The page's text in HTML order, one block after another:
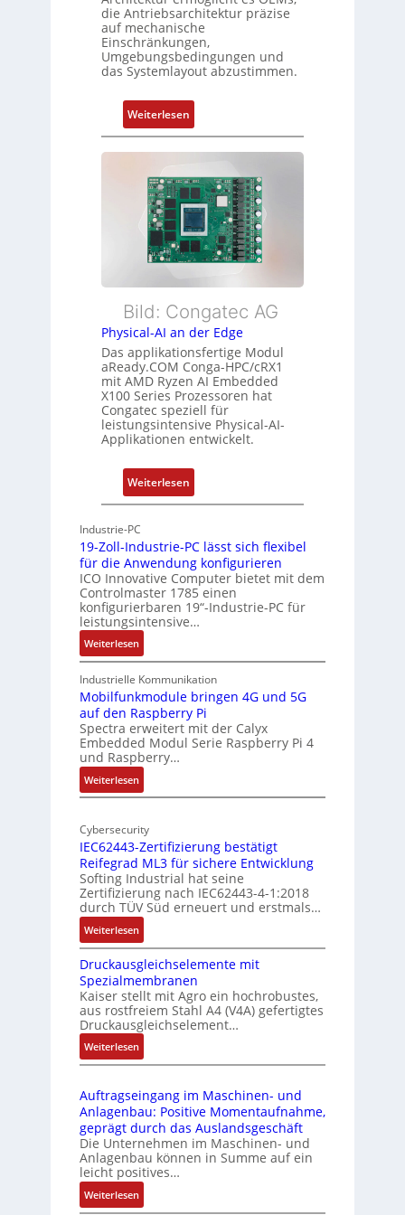
Z
u
s
t
d
b
e
r
w
a
u
n
g
g
t
f
ü
r
m
e
h
r
L
e
i
s
t
n
g
die Antriebsarchitektur präzise
auf mechanische
Einschränkungen,
Umgebungsbedingungen und
das Systemlayout abzustimmen.
Weiterlesen:
F
l
x
i
b
l
e
E
h
e
r
c
a
t
-
r
c
t
e
k
t
u
Bild: Congatec AG
Physical-AI an der Edge
Das applikationsfertige Modul
aReady.COM Conga-HPC/cRX1
mit AMD Ryzen AI Embedded
X100 Series Prozessoren hat
Congatec speziell für
leistungsintensive Physical-AI-
Applikationen entwickelt.
Weiterlesen:
P
s
i
c
a
I
a
n
d
g
e
Industrie-PC
19-Zoll-Industrie-PC lässt sich flexibel
für die Anwendung konfigurieren
ICO Innovative Computer bietet mit dem
Controlmaster 1785 einen
konfigurierbaren 19“-Industrie-PC für
leistungsintensive…
Weiterlesen:
1
9
-
Z
o
l
l
-
I
d
u
t
r
i
e
-
P
C
l
ä
s
s
s
i
c
h
f
l
e
x
Industrielle Kommunikation
Mobilfunkmodule bringen 4G und 5G
auf den Raspberry Pi
Spectra erweitert mit der Calyx
Embedded Modul Serie Raspberry Pi 4
und Raspberry…
Weiterlesen:
M
b
i
f
u
n
k
m
o
d
u
l
e
b
r
i
n
e
n
4
G
u
Cybersecurity
IEC62443-Zertifizierung bestätigt
Reifegrad ML3 für sichere Entwicklung
Softing Industrial hat seine
Zertifizierung nach IEC62443-4-1:2018
durch TÜV Süd erneuert und erstmals…
Weiterlesen:
I
E
C
6
2
4
4
3
Z
e
r
t
i
Druckausgleichselemente mit
Spezialmembranen
Kaiser stellt mit Agro ein hochrobustes,
aus rostfreiem Stahl A4 (V4A) gefertigtes
Druckausgleichselement…
Weiterlesen:
D
u
c
k
a
u
s
g
Auftragseingang im Maschinen- und
Anlagenbau: Positive Momentaufnahme,
geprägt durch das Auslandsgeschäft
Die Unternehmen im Maschinen- und
Anlagenbau können in Summe auf ein
leicht positives…
Weiterlesen:
A